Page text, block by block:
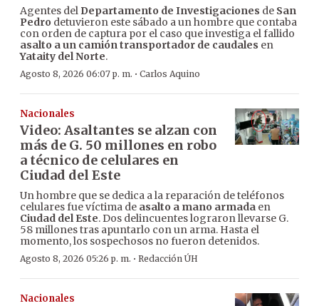
Agentes del Departamento de Investigaciones de San
Pedro detuvieron este sábado a un hombre que contaba
con orden de captura por el caso que investiga el fallido
asalto a un camión transportador de caudales en
Yataity del Norte.
Agosto 8, 2026 06:07 p. m. · Carlos Aquino
Nacionales
Video: Asaltantes se alzan con
más de G. 50 millones en robo
a técnico de celulares en
Ciudad del Este
Un hombre que se dedica a la reparación de teléfonos
celulares fue víctima de asalto a mano armada en
Ciudad del Este. Dos delincuentes lograron llevarse G.
58 millones tras apuntarlo con un arma. Hasta el
momento, los sospechosos no fueron detenidos.
Agosto 8, 2026 05:26 p. m. · Redacción ÚH
Nacionales